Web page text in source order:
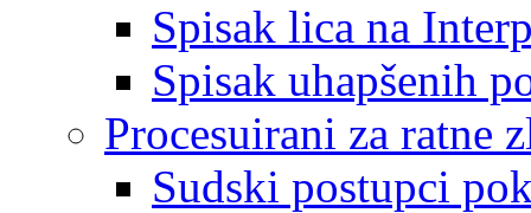
Spisak lica na
Spisak uhapšenih
Procesuirani za ratne
Sudski postupci